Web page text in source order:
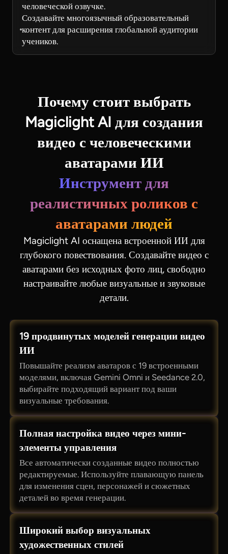
человеческой озвучке.
Создавайте многоязычный образовательный
контент для расширения глобальной аудитории
учеников.
Почему стоит выбрать
Magiclight AI для создания
видео с человеческими
аватарами ИИ
Инструмент для
реалистичных роликов с
аватарами людей
Magiclight AI оснащена встроенной ИИ для
глубокого повествования. Создавайте видео с
аватарами без исходных фото лиц, свободно
настраивайте любые визуальные и звуковые
детали.
19 продвинутых моделей генерации видео
ИИ
Повышайте реализм аватаров с 19 встроенными
моделями, включая Gemini Omni и Seedance 2.0,
выбирайте подходящий вариант под ваши
визуальные требования.
Полная настройка видео через мини-
элементы управления
Все автоматически созданные видео полностью
редактируемые. Используйте плавающую панель
для изменения сцен, персонажей и сюжетных
деталей во время генерации.
Широкий выбор визуальных
художественных стилей